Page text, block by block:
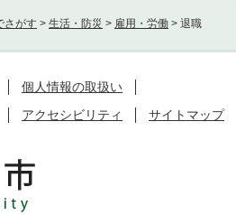
さがす > 生活・防災 > 雇用・労働 > 退職
個人情報の取扱い
アクセシビリティ サイトマップ